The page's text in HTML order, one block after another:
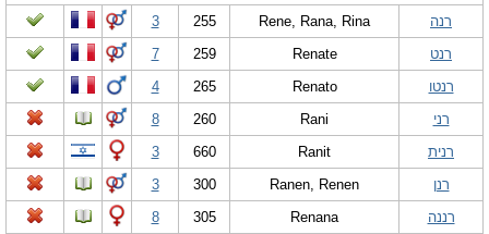
רנה Rene, Rana, Rina
255
3
רנט
Renate
259
7
רנטו
Renato
265
4
רני
Rani
260
8
רנית
Ranit
660
3
רנן
Ranen, Renen
300
3
רננה
Renana
305
8